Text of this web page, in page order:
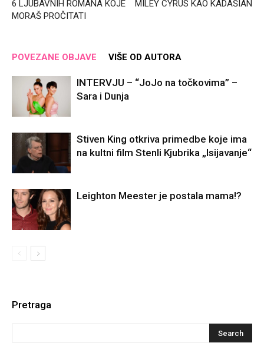
6 LJUBAVNIH ROMANA KOJE
MORAŠ PROČITATI
MILEY CYRUS KAO KADAŠIAN
POVEZANE OBJAVE VIŠE OD AUTORA
INTERVJU – “JoJo na točkovima” –
Sara i Dunja
Stiven King otkriva primedbe koje ima
na kultni film Stenli Kjubrika „Isijavanje“
Leighton Meester je postala mama!?
Pretraga